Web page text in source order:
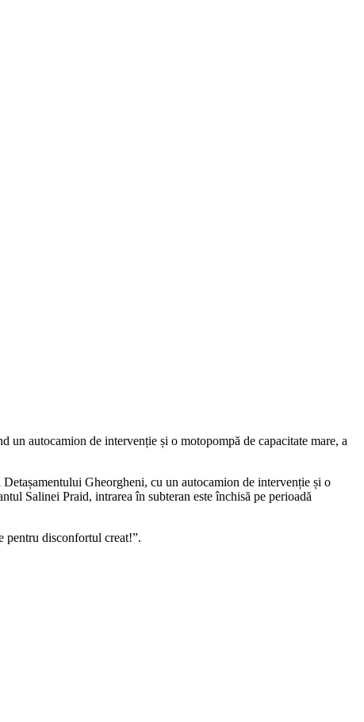
autocamion de intervenție și o motopompă de capacitate mare, a
Gheorgheni, cu un autocamion de intervenție și o
Salinei Praid, intrarea în subteran este închisă pe perioadă
pentru disconfortul creat!”.